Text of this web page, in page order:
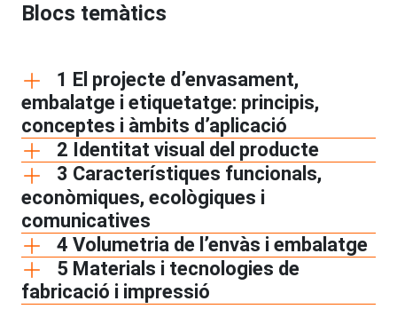
Blocs temàtics
1 El projecte d’envasament,
embalatge i etiquetatge: principis,
conceptes i àmbits d’aplicació
2 Identitat visual del producte
3 Característiques funcionals,
econòmiques, ecològiques i
comunicatives
4 Volumetria de l’envàs i embalatge
5 Materials i tecnologies de
fabricació i impressió